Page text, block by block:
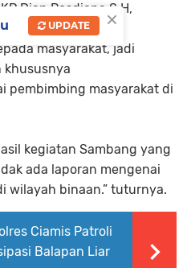
Dian Rosdiana,S.H,
dalam rangka
masyarakat, jadi
khususnya
pembimbing masyarakat di
kegiatan Sambang yang
ada laporan mengenai
wilayah binaan.” tuturnya.
Ciamis Patroli
Balapan Liar
×
UPDATE